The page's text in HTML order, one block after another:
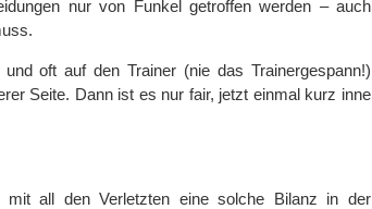
nur von Funkel getroffen werden – auch
oft auf den Trainer (nie das Trainergespann!)
Seite. Dann ist es nur fair, jetzt einmal kurz inne
all den Verletzten eine solche Bilanz in der